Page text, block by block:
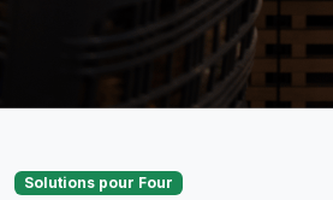
Solutions pour Four